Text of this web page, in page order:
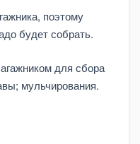
поэтому
будет собрать.
для сбора
мульчирования.